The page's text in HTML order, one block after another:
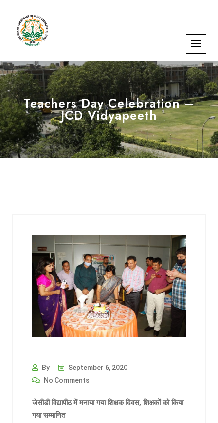
Teachers Day Celebration –
JCD Vidyapeeth
By
September 6, 2020
No Comments
जेसीडी विद्यापीठ में मनाया गया शिक्षक दिवस, शिक्षकों को किया
गया सम्मानित